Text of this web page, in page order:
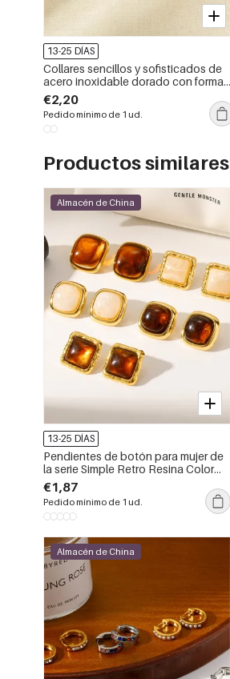
13-25 DÍAS
Collares sencillos y sofisticados de
acero inoxidable dorado con forma
de lazo para mujer, resistentes al
agua.
€2,20
Pedido mínimo de 1 ud.
Productos similares
Almacén de China
13-25 DÍAS
Pendientes de botón para mujer de
la serie Simple Retro Resina Color
Oro Acrílico
€1,87
Pedido mínimo de 1 ud.
Almacén de China